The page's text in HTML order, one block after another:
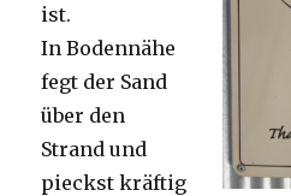
ist.
In Bodennähe
fegt der Sand
über den
Strand und
pieckst kräftig